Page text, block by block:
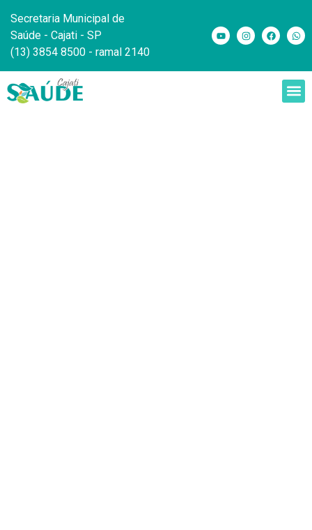
Secretaria Municipal de
Saúde - Cajati - SP
(13) 3854 8500 - ramal 2140